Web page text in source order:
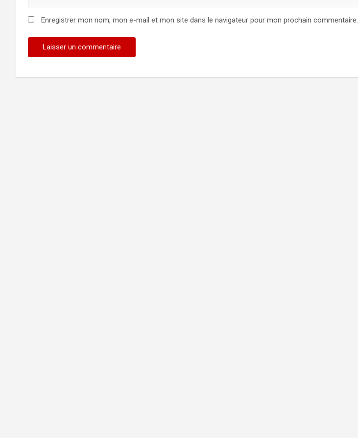
Enregistrer mon nom, mon e-mail et mon site dans le navigateur pour mon prochain commentaire.